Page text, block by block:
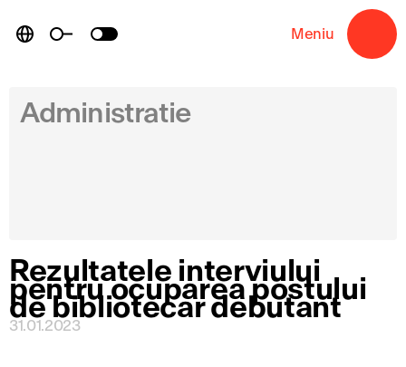
content
Meniu
Administratie
Rezultatele interviului
pentru ocuparea postului
de bibliotecar debutant
31.01.2023